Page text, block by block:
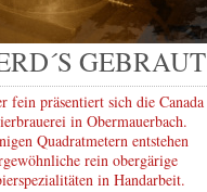
GEBRAUT
fein präsentiert sich die Canada
in Obermauerbach.
Quadratmetern entstehen
rein obergärige
in Handarbeit.